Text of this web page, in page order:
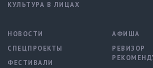
КУЛЬТУРА В ЛИЦАХ
НОВОСТИ
СПЕЦПРОЕКТЫ
ФЕСТИВАЛИ
АФИША
РЕВИЗОР